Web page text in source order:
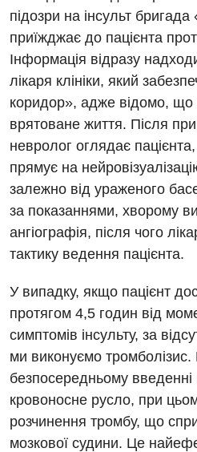
Відділення невідкладних
Гастроентерологія
Гінекологічне відділення
Денний стаціонар
Дерматовенерологія
Дієтологія
Ендокринологія
Кардіологія
Мамологія
Медична психологія
Нейрохірургія
Онкологічне відділлення
підозри на інсульт
приїжджає до пацієнта
Інформація відразу
лікаря клініки, який
коридор», адже відомо, що
врятоване життя. Після
невролог оглядає
прямує на
залежно від ураженого
за показаннями, хворому
ангіографія, після чого
тактику ведення пацієнта.
У випадку, якщо пацієнт
протягом 4,5 годин від
симптомів інсульту, за
ми виконуємо тромболізис.
безпосередньому введенні
кровоносне русло, при
розчинення тромбу, що
мозкової судини. Це